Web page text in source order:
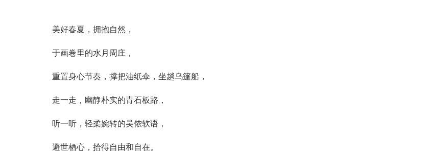
美好春夏，拥抱自然，
于画卷里的水月周庄，
重置身心节奏，撑把油纸伞，坐趟乌篷船，
走一走，幽静朴实的青石板路，
听一听，轻柔婉转的吴侬软语，
避世栖心，拾得自由和自在。